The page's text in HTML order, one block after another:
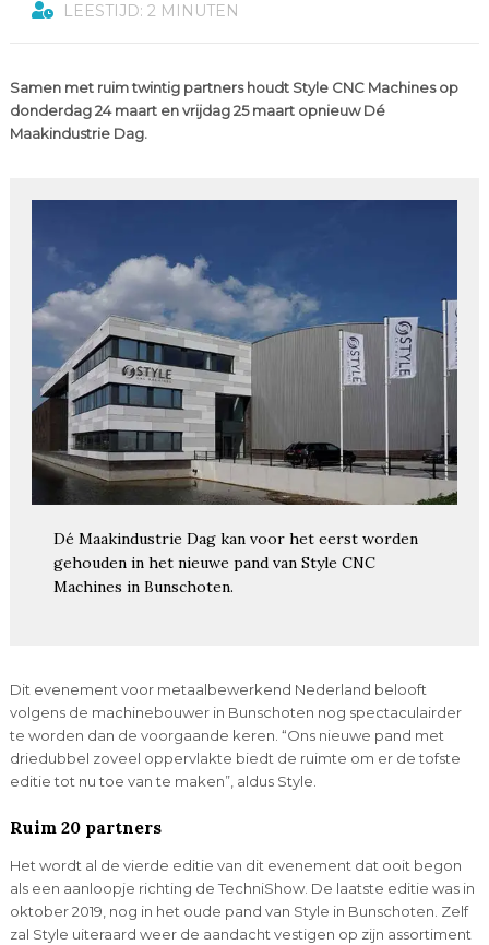
LEESTIJD: 2 MINUTEN
Samen met ruim twintig partners houdt Style CNC Machines op
donderdag 24 maart en vrijdag 25 maart opnieuw Dé
Maakindustrie Dag.
Dé Maakindustrie Dag kan voor het eerst worden
gehouden in het nieuwe pand van Style CNC
Machines in Bunschoten.
Dit evenement voor metaalbewerkend Nederland belooft
volgens de machinebouwer in Bunschoten nog spectaculairder
te worden dan de voorgaande keren. “Ons nieuwe pand met
driedubbel zoveel oppervlakte biedt de ruimte om er de tofste
editie tot nu toe van te maken”, aldus Style.
Ruim 20 partners
Het wordt al de vierde editie van dit evenement dat ooit begon
als een aanloopje richting de TechniShow. De laatste editie was in
oktober 2019, nog in het oude pand van Style in Bunschoten. Zelf
zal Style uiteraard weer de aandacht vestigen op zijn assortiment